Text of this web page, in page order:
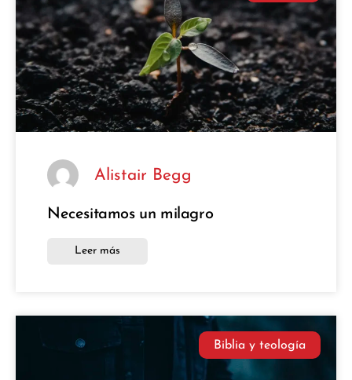
Alistair Begg
Necesitamos un milagro
Leer más
Biblia y teología